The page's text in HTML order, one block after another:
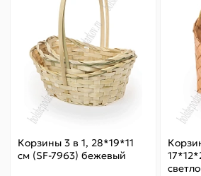
Корзины 3 в 1, 28*19*11
см (SF-7963) бежевый